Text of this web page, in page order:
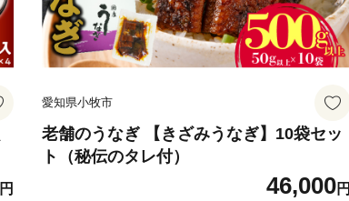
円
愛知県小牧市
老舗のうなぎ 【きざみうなぎ】10袋セッ
ト（秘伝のタレ付）
46,000円